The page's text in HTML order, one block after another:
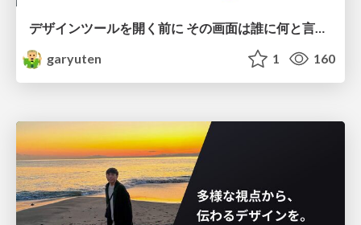
デザインツールを開く前に その画面は誰に何と言わせたい？受託UIデザイナーが顧客解像度を高める 「打ち合わせの場での確かめ方」
garyuten
1 160